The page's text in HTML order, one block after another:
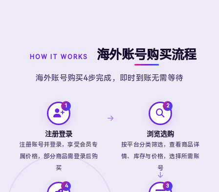
HOW IT WORKS 海外账号购买流程
海外账号购买4步完成，即时到账无需等待
注册登录
注册账号并登录，享受会员专
属价格，部分商品需登录后购
买
浏览选购
按平台分类筛选，查看商品详
情、库存与价格，选择所需账
号